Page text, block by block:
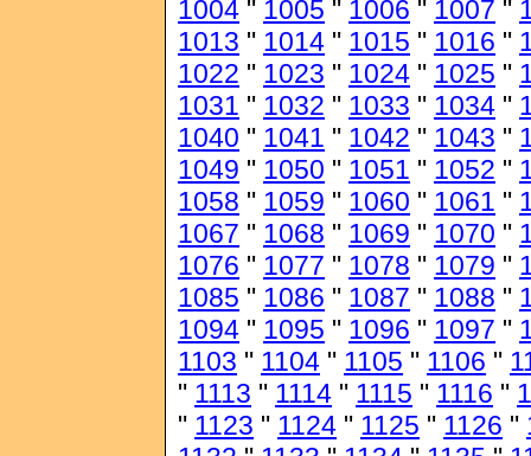
1004 " 1005 " 1006 " 1007 "
1013 " 1014 " 1015 " 1016 "
1022 " 1023 " 1024 " 1025 "
1031 " 1032 " 1033 " 1034 "
1040 " 1041 " 1042 " 1043 "
1049 " 1050 " 1051 " 1052 "
1058 " 1059 " 1060 " 1061 "
1067 " 1068 " 1069 " 1070 "
1076 " 1077 " 1078 " 1079 "
1085 " 1086 " 1087 " 1088 "
1094 " 1095 " 1096 " 1097 "
1103 " 1104 " 1105 " 1106 "
" 1113 " 1114 " 1115 " 1116 "
" 1123 " 1124 " 1125 " 1126 "